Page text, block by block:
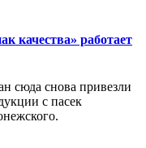
качества» работает
сюда снова привезли
с пасек